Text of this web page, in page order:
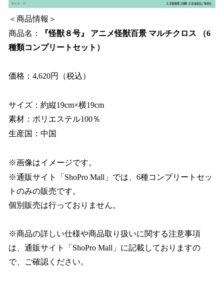
＜商品情報＞
商品名：
『怪獣８号』 アニメ怪獣百景 マルチクロス （6
種類コンプリートセット）
価格：4,620円（税込）
サイズ：約縦19cm×横19cm
素材：ポリエステル100％
生産国：中国
※画像はイメージです。
※通販サイト「ShoPro Mall」では、6種コンプリートセッ
トのみの販売です。
個別販売は行っておりません。
※商品の詳しい仕様や商品取り扱いに関する注意事項
は、通販サイト「ShoPro Mall」に記載しておりますの
で、ご確認ください。